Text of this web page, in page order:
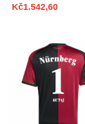
Domů Hráčské Dresy
Kč1.542,60